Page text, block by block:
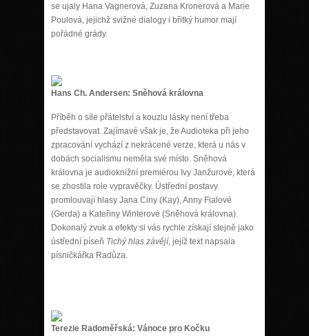
se ujaly Hana Vagnerová, Zuzana Kronerová a Marie
Poulová, jejichž svižné dialogy i břitký humor mají
pořádné grády.
Hans Ch. Andersen: Sněhová královna
Příběh o síle přátelství a kouzlu lásky není třeba
představovat. Zajímavé však je, že Audioteka při jeho
zpracování vychází z nekrácené verze, která u nás v
dobách socialismu neměla své místo. Sněhová
královna je audioknižní premiérou Ivy Janžurové, která
se zhostila role vypravěčky. Ústřední postavy
promlouvají hlasy Jana Ciny (Kay), Anny Fialové
(Gerda) a Kateřiny Winterové (Sněhová královna).
Dokonalý zvuk a efekty si vás rychle získají stejně jako
ústřední píseň Tichý hlas závějí, jejíž text napsala
písničkářka Radůza.
Terezie Radoměřská: Vánoce pro Kočku